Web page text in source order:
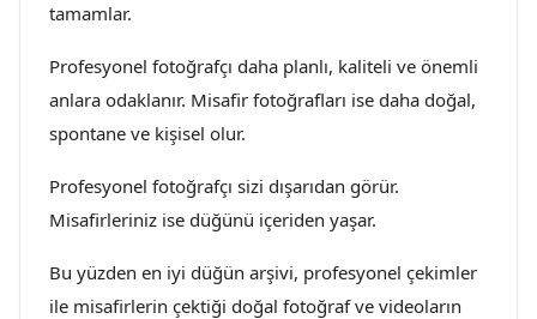
tamamlar.
Profesyonel fotoğrafçı daha planlı, kaliteli ve önemli
anlara odaklanır. Misafir fotoğrafları ise daha doğal,
spontane ve kişisel olur.
Profesyonel fotoğrafçı sizi dışarıdan görür.
Misafirleriniz ise düğünü içeriden yaşar.
Bu yüzden en iyi düğün arşivi, profesyonel çekimler
ile misafirlerin çektiği doğal fotoğraf ve videoların